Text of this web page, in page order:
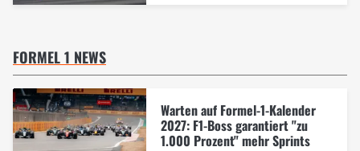
FORMEL 1 NEWS
Warten auf Formel-1-Kalender
2027: F1-Boss garantiert "zu
1.000 Prozent" mehr Sprints